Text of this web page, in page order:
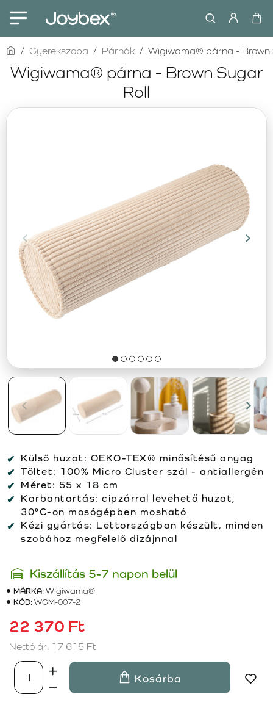
Wigiwama® párna - Brown Sugar
Roll
homeGyerekszoba Párnák Wigiwama® párna - Brown
Külső huzat: OEKO-TEX® minősítésű anyag
Töltet: 100% Micro Cluster szál - antiallergén
Méret: 55 x 18 cm
Karbantartás: cipzárral levehető huzat,
30°C-on mosógépben mosható
Kézi gyártás: Lettországban készült, minden
szobához megfelelő dizájnnal
Kiszállítás 5-7 napon belül
MÁRKA:Wigiwama®
KÓD:WGM-007-2
22 370 Ft
Nettó ár: 17 615 Ft
Kosárba